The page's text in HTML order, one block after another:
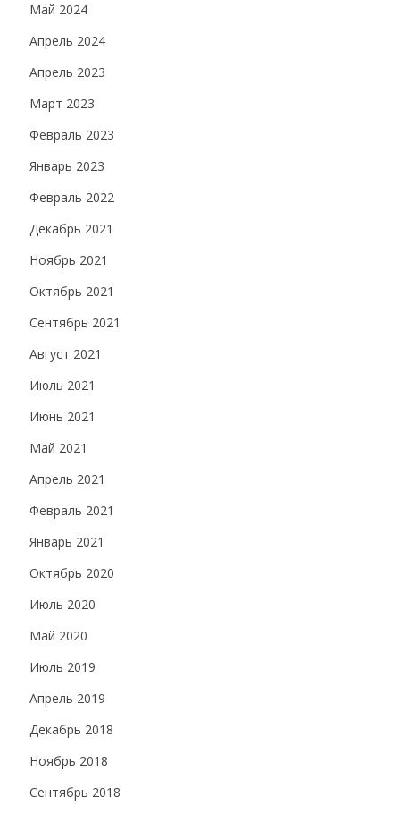
Май 2024
Апрель 2024
Апрель 2023
Март 2023
Февраль 2023
Январь 2023
Февраль 2022
Декабрь 2021
Ноябрь 2021
Октябрь 2021
Сентябрь 2021
Август 2021
Июль 2021
Июнь 2021
Май 2021
Апрель 2021
Февраль 2021
Январь 2021
Октябрь 2020
Июль 2020
Май 2020
Июль 2019
Апрель 2019
Декабрь 2018
Ноябрь 2018
Сентябрь 2018